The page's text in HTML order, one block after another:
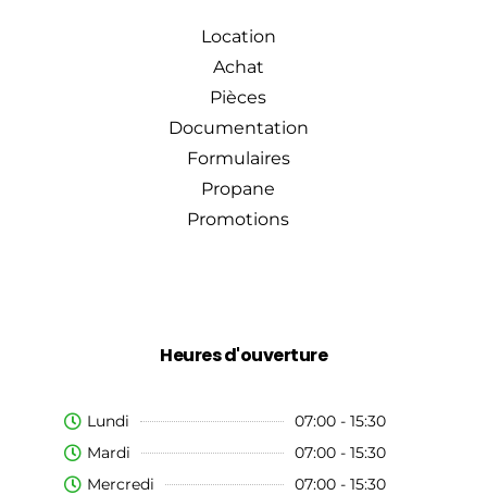
Location
Achat
Pièces
Documentation
Formulaires
Propane
Promotions
Heures d'ouverture
Lundi
07:00 - 15:30
Mardi
07:00 - 15:30
Mercredi
07:00 - 15:30